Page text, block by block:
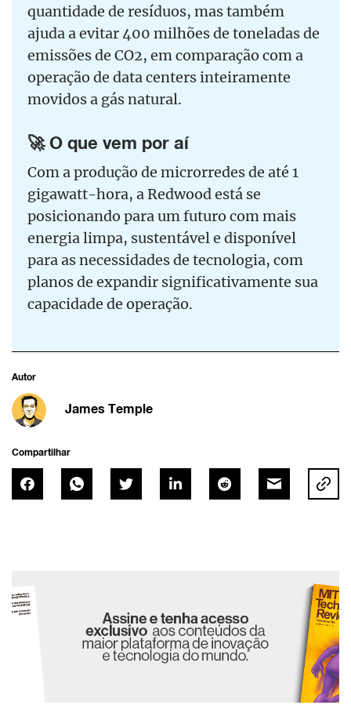
quantidade de resíduos, mas também
ajuda a evitar 400 milhões de toneladas de
emissões de CO2, em comparação com a
operação de data centers inteiramente
movidos a gás natural.
🚀 O que vem por aí
Com a produção de microrredes de até 1
gigawatt-hora, a Redwood está se
posicionando para um futuro com mais
energia limpa, sustentável e disponível
para as necessidades de tecnologia, com
planos de expandir significativamente sua
capacidade de operação.
Autor
James Temple
Compartilhar